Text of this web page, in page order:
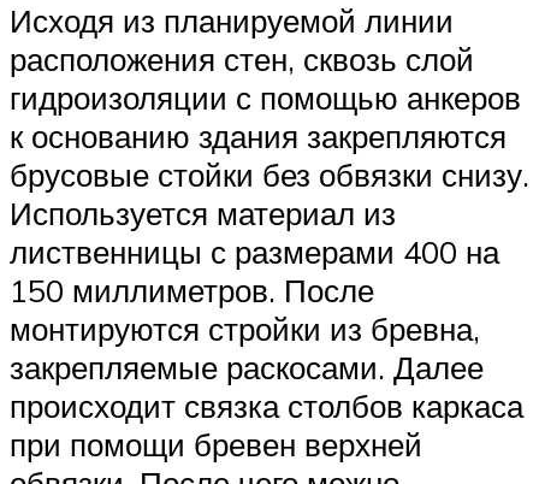
Исходя из планируемой линии
расположения стен, сквозь слой
гидроизоляции с помощью анкеров
к основанию здания закрепляются
брусовые стойки без обвязки снизу.
Используется материал из
лиственницы с размерами 400 на
150 миллиметров. После
монтируются стройки из бревна,
закрепляемые раскосами. Далее
происходит связка столбов каркаса
при помощи бревен верхней